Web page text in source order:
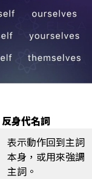
反身代名詞
表示動作回到主詞
本身，或用來強調
主詞。